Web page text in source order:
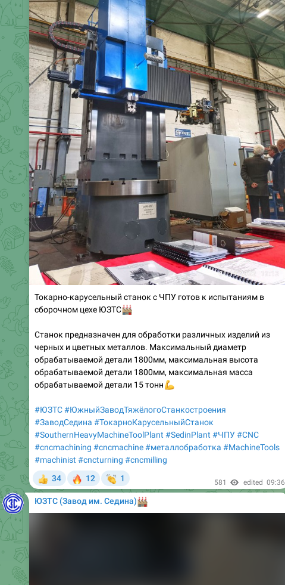
Токарно-карусельный станок с ЧПУ готов к испытаниям в
сборочном цехе ЮЗТС
🏭
Станок предназначен для обработки различных изделий из
черных и цветных металлов. Максимальный диаметр
обрабатываемой детали 1800мм, максимальная высота
обрабатываемой детали 1800мм, максимальная масса
обрабатываемой детали 15 тонн
💪
#ЮЗТС#ЮжныйЗаводТяжёлогоСтанкостроения
#ЗаводСедина #ТокарноКарусельныйСтанок
#SouthernHeavyMachineToolPlant #SedinPlant #ЧПУ#CNC
#cncmachining #cncmachine#металлобработка #MachineTools
#machinist #cncturning #cncmilling
34 12
👏
1 581 edited 09:36
ЮЗТС (Завод им. Седина)
🏭